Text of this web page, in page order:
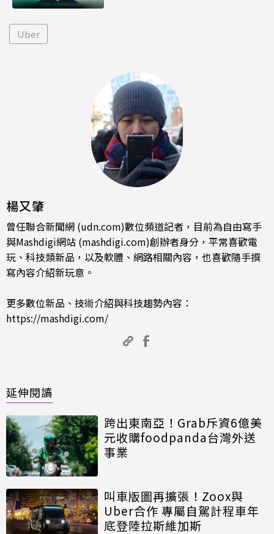
Uber
楊又肇
曾任聯合新聞網 (udn.com)數位頻道記者，目前為自由寫手
與Mashdigi網站 (mashdigi.com)創辦者身分，平常喜歡電
玩、科技類新品，以及軟體、網路相關內容，也喜歡隨手撰
寫內容介紹新玩意。
更多數位新品、技術介紹與科技趨勢內容：
https://mashdigi.com/
延伸閱讀
跨出東南亞！Grab斥資6億美
元收購foodpanda台灣外送
事業
叫車版圖再擴張！Zoox與
Uber合作 專屬自駕計程車年
底登陸拉斯維加斯